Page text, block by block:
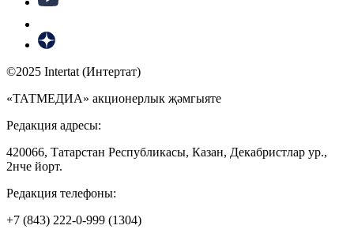
©2025 Intertat (Интертат)
«ТАТМЕДИА» акционерлык җәмгыяте
Редакция адресы:
420066, Татарстан Республикасы, Казан, Декабристлар ур.,
2нче йорт.
Редакция телефоны:
+7 (843) 222-0-999 (1304)